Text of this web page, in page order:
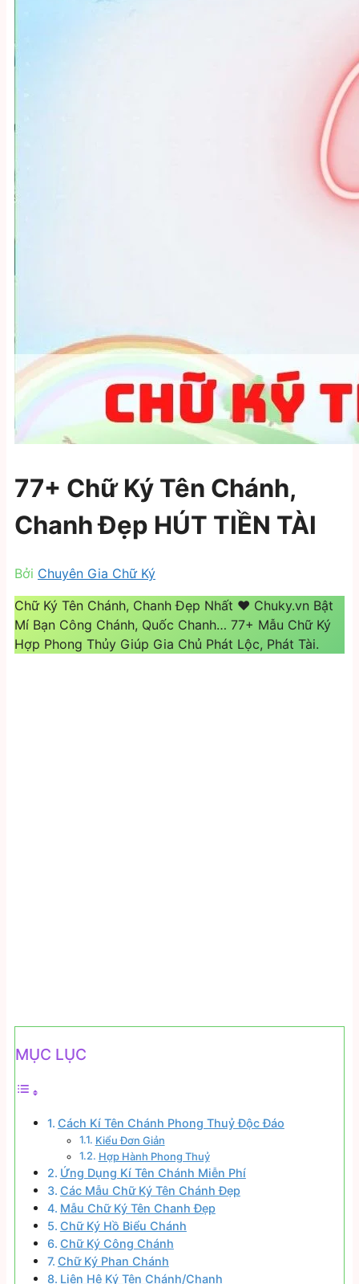
77+ Chữ Ký Tên Chánh,
Chanh Đẹp HÚT TIỀN TÀI
Bởi Chuyên Gia Chữ Ký
Chữ Ký Tên Chánh, Chanh Đẹp Nhất ❤️️ Chuky.vn Bật
Mí Bạn Công Chánh, Quốc Chanh… 77+ Mẫu Chữ Ký
Hợp Phong Thủy Giúp Gia Chủ Phát Lộc, Phát Tài.
MỤC LỤC
Cách Kí Tên Chánh Phong Thuỷ Độc Đáo
Kiểu Đơn Giản
Hợp Hành Phong Thuỷ
Ứng Dụng Kí Tên Chánh Miễn Phí
Các Mẫu Chữ Ký Tên Chánh Đẹp
Mẫu Chữ Ký Tên Chanh Đẹp
Chữ Ký Hồ Biểu Chánh
Chữ Ký Công Chánh
Chữ Ký Phan Chánh
Liên Hệ Ký Tên Chánh/Chanh